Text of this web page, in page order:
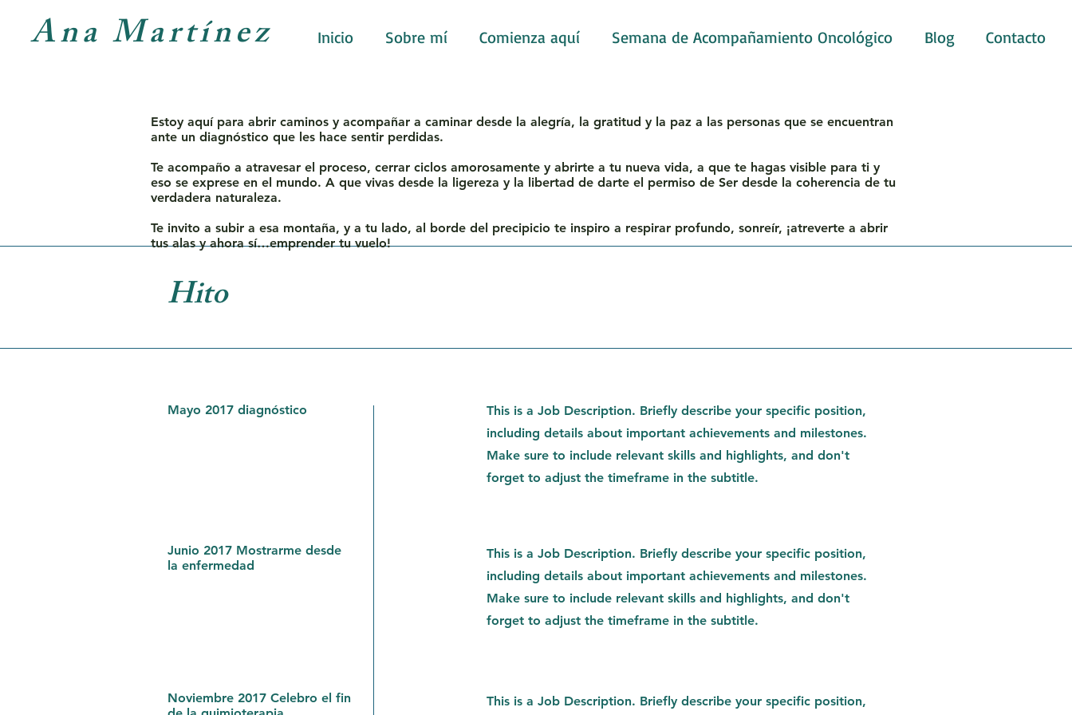
Hito
Mayo 2017 diagnóstico
Junio 2017 Mostrarme desde
la enfermedad
Noviembre 2017 Celebro el fin
This is a Job Description. Briefly describe your specific position,
including details about important achievements and milestones.
Make sure to include relevant skills and highlights, and don't
forget to adjust the timeframe in the subtitle.
This is a Job Description. Briefly describe your specific position,
including details about important achievements and milestones.
Make sure to include relevant skills and highlights, and don't
forget to adjust the timeframe in the subtitle.
This is a Job Description. Briefly describe your specific position,
Estoy aquí para abrir caminos y acompañar a caminar desde la alegría, la gratitud y la paz a las personas que se encuentran
ante un diagnóstico que les hace sentir perdidas.
Te acompaño a atravesar el proceso, cerrar ciclos amorosamente y abrirte a tu nueva vida, a que te hagas visible para ti y
eso se exprese en el mundo. A que vivas desde la ligereza y la libertad de darte el permiso de Ser desde la coherencia de tu
verdadera naturaleza.
Te invito a subir a esa montaña, y a tu lado, al borde del precipicio te inspiro a respirar profundo, sonreír, ¡atreverte a abrir
tus alas y ahora sí…emprender tu vuelo!
Ana Martínez Inicio Sobre mí Comienza aquí Semana de Acompañamiento Oncológico Blog Contacto